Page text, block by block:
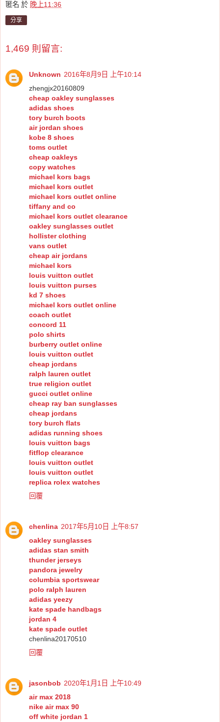
匿名 於 晚上11:36
分享
1,469 則留言:
Unknown 2016年8月9日 上午10:14
zhengjx20160809
cheap oakley sunglasses
adidas shoes
tory burch boots
air jordan shoes
kobe 8 shoes
toms outlet
cheap oakleys
copy watches
michael kors bags
michael kors outlet
michael kors outlet online
tiffany and co
michael kors outlet clearance
oakley sunglasses outlet
hollister clothing
vans outlet
cheap air jordans
michael kors
louis vuitton outlet
louis vuitton purses
kd 7 shoes
michael kors outlet online
coach outlet
concord 11
polo shirts
burberry outlet online
louis vuitton outlet
cheap jordans
ralph lauren outlet
true religion outlet
gucci outlet online
cheap ray ban sunglasses
cheap jordans
tory burch flats
adidas running shoes
louis vuitton bags
fitflop clearance
louis vuitton outlet
louis vuitton outlet
replica rolex watches
回覆
chenlina 2017年5月10日 上午8:57
oakley sunglasses
adidas stan smith
thunder jerseys
pandora jewelry
columbia sportswear
polo ralph lauren
adidas yeezy
kate spade handbags
jordan 4
kate spade outlet
chenlina20170510
回覆
jasonbob 2020年1月1日 上午10:49
air max 2018
nike air max 90
off white jordan 1